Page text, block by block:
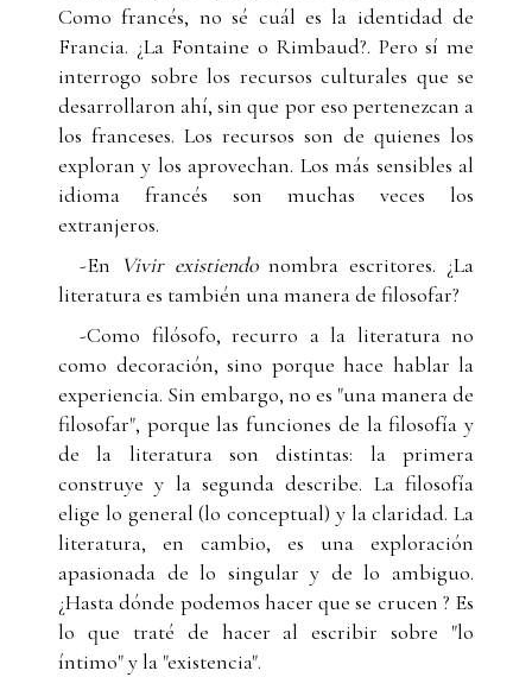
Como francés, no sé cuál es la identidad de
Francia. ¿La Fontaine o Rimbaud?. Pero sí me
interrogo sobre los recursos culturales que se
desarrollaron ahí, sin que por eso pertenezcan a
los franceses. Los recursos son de quienes los
exploran y los aprovechan. Los más sensibles al
idioma francés son muchas veces los
extranjeros.
-En Vivir existiendonombra escritores. ¿La
literatura es también una manera de filosofar?
-Como filósofo, recurro a la literatura no
como decoración, sino porque hace hablar la
experiencia. Sin embargo, no es "una manera de
filosofar", porque las funciones de la filosofía y
de la literatura son distintas: la primera
construye y la segunda describe. La filosofía
elige lo general (lo conceptual) y la claridad. La
literatura, en cambio, es una exploración
apasionada de lo singular y de lo ambiguo.
¿Hasta dónde podemos hacer que se crucen ? Es
lo que traté de hacer al escribir sobre "lo
íntimo" y la "existencia".